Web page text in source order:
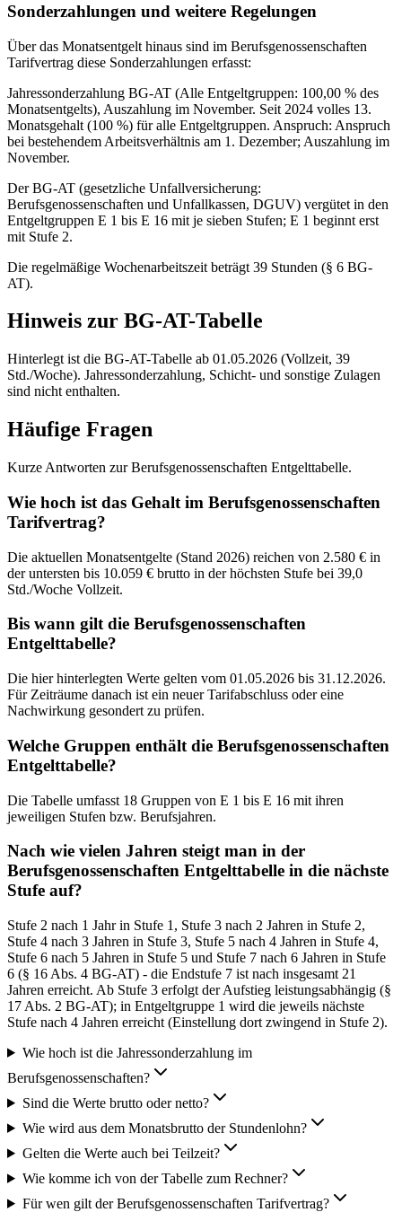
Sonderzahlungen und weitere Regelungen
Über das Monatsentgelt hinaus sind im Berufsgenossenschaften
Tarifvertrag diese Sonderzahlungen erfasst:
Jahressonderzahlung BG-AT (Alle Entgeltgruppen: 100,00 % des
Monatsentgelts), Auszahlung im November. Seit 2024 volles 13.
Monatsgehalt (100 %) für alle Entgeltgruppen. Anspruch: Anspruch
bei bestehendem Arbeitsverhältnis am 1. Dezember; Auszahlung im
November.
Der BG-AT (gesetzliche Unfallversicherung:
Berufsgenossenschaften und Unfallkassen, DGUV) vergütet in den
Entgeltgruppen E 1 bis E 16 mit je sieben Stufen; E 1 beginnt erst
mit Stufe 2.
Die regelmäßige Wochenarbeitszeit beträgt 39 Stunden (§ 6 BG-
AT).
Hinweis zur BG-AT-Tabelle
Hinterlegt ist die BG-AT-Tabelle ab 01.05.2026 (Vollzeit, 39
Std./Woche). Jahressonderzahlung, Schicht- und sonstige Zulagen
sind nicht enthalten.
Häufige Fragen
Kurze Antworten zur Berufsgenossenschaften Entgelttabelle.
Wie hoch ist das Gehalt im Berufsgenossenschaften
Tarifvertrag?
Die aktuellen Monatsentgelte (Stand 2026) reichen von 2.580 € in
der untersten bis 10.059 € brutto in der höchsten Stufe bei 39,0
Std./Woche Vollzeit.
Bis wann gilt die Berufsgenossenschaften
Entgelttabelle?
Die hier hinterlegten Werte gelten vom 01.05.2026 bis 31.12.2026.
Für Zeiträume danach ist ein neuer Tarifabschluss oder eine
Nachwirkung gesondert zu prüfen.
Welche Gruppen enthält die Berufsgenossenschaften
Entgelttabelle?
Die Tabelle umfasst 18 Gruppen von E 1 bis E 16 mit ihren
jeweiligen Stufen bzw. Berufsjahren.
Nach wie vielen Jahren steigt man in der
Berufsgenossenschaften Entgelttabelle in die nächste
Stufe auf?
Stufe 2 nach 1 Jahr in Stufe 1, Stufe 3 nach 2 Jahren in Stufe 2,
Stufe 4 nach 3 Jahren in Stufe 3, Stufe 5 nach 4 Jahren in Stufe 4,
Stufe 6 nach 5 Jahren in Stufe 5 und Stufe 7 nach 6 Jahren in Stufe
6 (§ 16 Abs. 4 BG-AT) - die Endstufe 7 ist nach insgesamt 21
Jahren erreicht. Ab Stufe 3 erfolgt der Aufstieg leistungsabhängig (§
17 Abs. 2 BG-AT); in Entgeltgruppe 1 wird die jeweils nächste
Stufe nach 4 Jahren erreicht (Einstellung dort zwingend in Stufe 2).
Wie hoch ist die Jahressonderzahlung im
Berufsgenossenschaften?
Sind die Werte brutto oder netto?
Wie wird aus dem Monatsbrutto der Stundenlohn?
Gelten die Werte auch bei Teilzeit?
Wie komme ich von der Tabelle zum Rechner?
Für wen gilt der Berufsgenossenschaften Tarifvertrag?